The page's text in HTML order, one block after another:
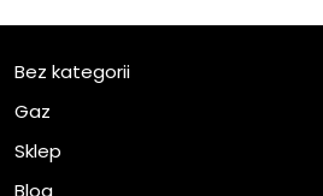
Bez kategorii
Gaz
Sklep
Blog